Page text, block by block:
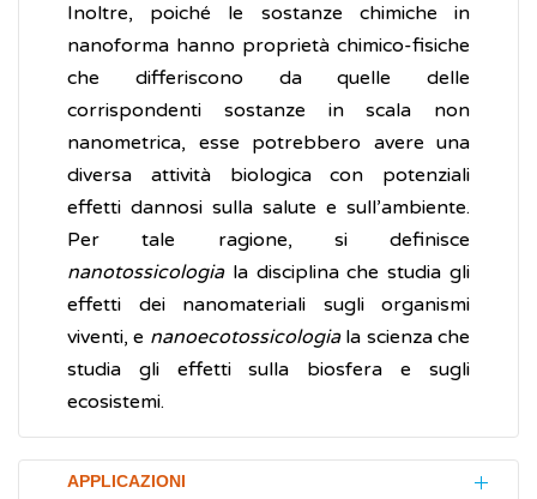
Inoltre, poiché le sostanze chimiche in
nanoforma hanno proprietà chimico-fisiche
che differiscono da quelle delle
corrispondenti sostanze in scala non
nanometrica, esse potrebbero avere una
diversa attività biologica con potenziali
effetti dannosi sulla salute e sull’ambiente.
Per tale ragione, si definisce
nanotossicologiala disciplina che studia gli
effetti dei nanomateriali sugli organismi
viventi, e nanoecotossicologiala scienza che
studia gli effetti sulla biosfera e sugli
ecosistemi.
APPLICAZIONI